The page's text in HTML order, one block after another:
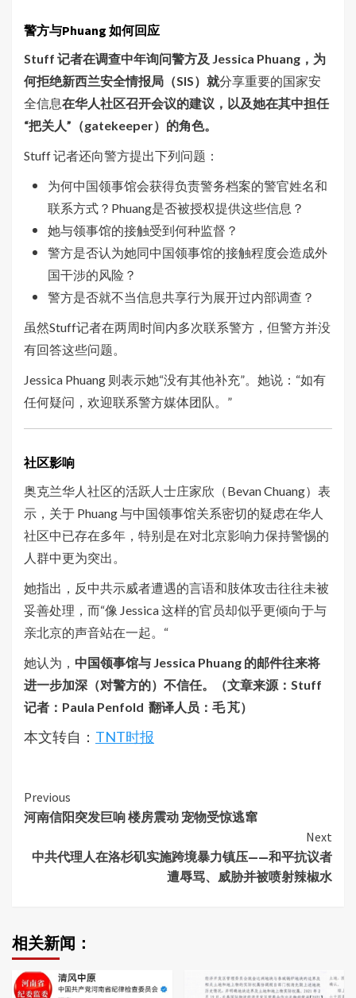
警方与Phuang 如何回应
Stuff 记者在调查中年询问警方及 Jessica Phuang，为
何拒绝新西兰安全情报局（SIS）就分享重要的国家安
全信息在华人社区召开会议的建议，以及她在其中担任
“把关人”（gatekeeper）的角色。
Stuff 记者还向警方提出下列问题：
为何中国领事馆会获得负责警务档案的警官姓名和
联系方式？Phuang是否被授权提供这些信息？
她与领事馆的接触受到何种监督？
警方是否认为她同中国领事馆的接触程度会造成外
国干涉的风险？
警方是否就不当信息共享行为展开过内部调查？
虽然Stuff记者在两周时间内多次联系警方，但警方并没
有回答这些问题。
Jessica Phuang 则表示她“没有其他补充”。她说：“如有
任何疑问，欢迎联系警方媒体团队。”
社区影响
奥克兰华人社区的活跃人士庄家欣（Bevan Chuang）表
示，关于 Phuang 与中国领事馆关系密切的疑虑在华人
社区中已存在多年，特别是在对北京影响力保持警惕的
人群中更为突出。
她指出，反中共示威者遭遇的言语和肢体攻击往往未被
妥善处理，而“像 Jessica 这样的官员却似乎更倾向于与
亲北京的声音站在一起。“
她认为， 中国领事馆与 Jessica Phuang 的邮件往来将
进一步加深（对警方的）不信任。（文章来源：Stuff
记者：Paula Penfold 翻译人员：毛 芃）
本文转自： TNT时报
Continue
Reading
Previous
河南信阳突发巨响 楼房震动 宠物受惊逃窜
Next
中共代理人在洛杉矶实施跨境暴力镇压——和平抗议者
遭辱骂、威胁并被喷射辣椒水
相关新闻：